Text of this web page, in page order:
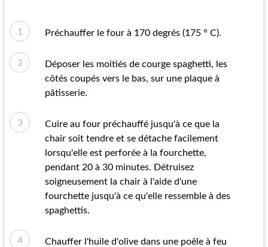
Préchauffer le four à 170 degrés (175 ° C).
Déposer les moitiés de courge spaghetti, les
côtés coupés vers le bas, sur une plaque à
pâtisserie.
Cuire au four préchauffé jusqu'à ce que la
chair soit tendre et se détache facilement
lorsqu'elle est perforée à la fourchette,
pendant 20 à 30 minutes. Détruisez
soigneusement la chair à l'aide d'une
fourchette jusqu'à ce qu'elle ressemble à des
spaghettis.
Chauffer l'huile d'olive dans une poêle à feu